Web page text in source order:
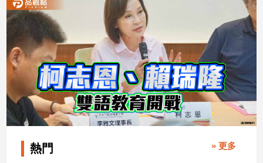
熱門 » 更多